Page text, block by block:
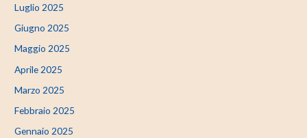
Luglio 2025
Giugno 2025
Maggio 2025
Aprile 2025
Marzo 2025
Febbraio 2025
Gennaio 2025